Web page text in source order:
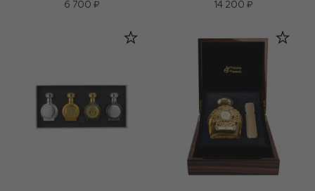
6 700 ₽
14 200 ₽